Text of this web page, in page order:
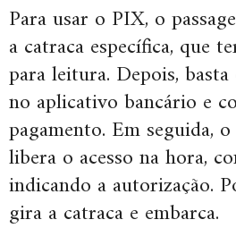
Para usar o PIX, o
a catraca específica, que
para leitura. Depois,
no aplicativo bancário e
pagamento. Em seguida,
libera o acesso na hora,
indicando a autorização.
gira a catraca e embarca.